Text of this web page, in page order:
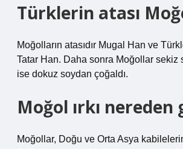
Türklerin atası
Moğolların atasıdır Mugal Han ve
Tatar Han. Daha sonra Moğollar sekiz
ise dokuz soydan çoğaldı.
Moğol ırkı nereden
Moğollar, Doğu ve Orta Asya